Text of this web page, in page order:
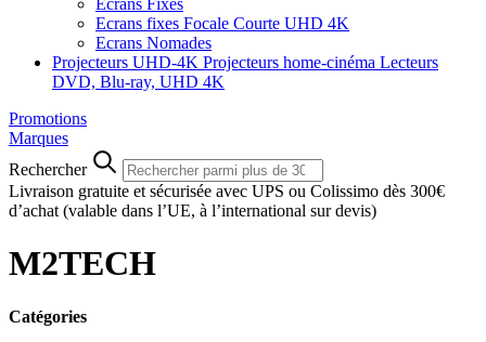
Ecrans Fixes
Ecrans fixes Focale Courte UHD 4K
Ecrans Nomades
Projecteurs UHD-4K Projecteurs home-cinéma Lecteurs
DVD, Blu-ray, UHD 4K
Promotions
Marques
Rechercher
Livraison gratuite et sécurisée avec UPS ou Colissimo dès 300€
d’achat (valable dans l’UE, à l’international sur devis)
M2TECH
Catégories